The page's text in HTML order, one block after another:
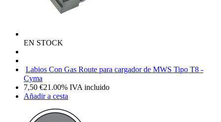
EN STOCK
Labios Con Gas Route para cargador de MWS Tipo T8 -
Cyma
7,50 €21.00% IVA incluido
Añadir a cesta